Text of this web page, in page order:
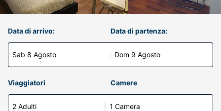
Data di arrivo:
Sab 8 Agosto
Data di partenza:
Dom 9 Agosto
Viaggiatori Camere
2 Adulti 1 Camera